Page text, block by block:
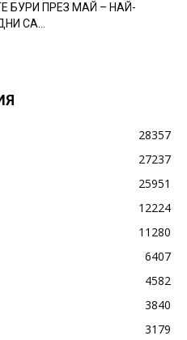
БУРИ ПРЕЗ МАЙ – НАЙ-
СА…
28357
27237
25951
12224
11280
6407
4582
3840
3179